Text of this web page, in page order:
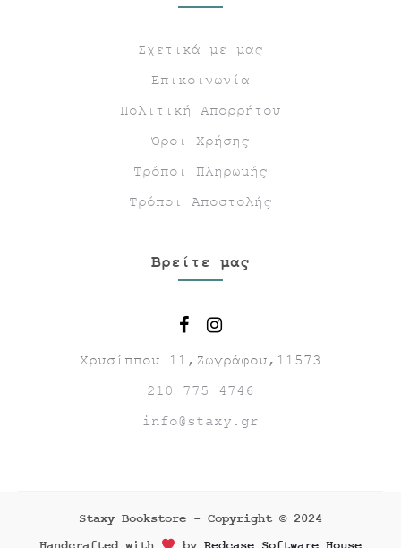
Σχετικά με μας
Επικοινωνία
Πολιτική Απορρήτου
Όροι Χρήσης
Τρόποι Πληρωμής
Τρόποι Αποστολής
Βρείτε μας
Χρυσίππου 11,Ζωγράφου,11573
210 775 4746
info@staxy.gr
Staxy Bookstore - Copyright © 2024